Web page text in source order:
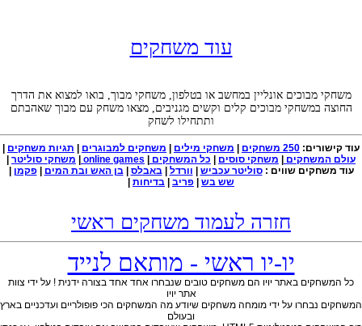
עוד משחקים
משחקי מבוכים אונליין במחשב או בטלפון, משחקי מבוך, בואו למצוא את הדרך
החוצה במשחקי מבוכים קלים וקשים מגניבים, מצאו משחק עם מבוך שאהבתם
ותתחילו לשחק
עוד קישורים: 250 משחקים | משחקי מילים| משחקים למבוגרים| תגיות משחקים|
עולם המשחקים
משחקי סוסים| כל המשחקים online games משחקי סוליטר|
עוד משחקים שווים : סוליטר עכביש| וורדל| באבלס| בן האש ובת המים| פקמן|
שש בש| פריב| בדיחות|
חזרה לעמוד משחקים ראשי
יו-יו ראשי - מותאם לנייד
כל המשחקים באתר יויו הם משחקים טובים שנבחרו אחד אחד בצורה ידנית ! על ידי צוות
אתר יויו
נבחרו על ידי מומחה משחקים שיודע מה המשחקים הכי פופולריים ועדכניים בארץ
ובעולם